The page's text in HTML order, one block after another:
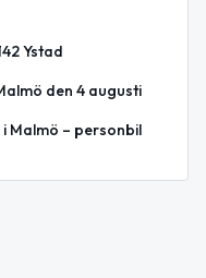
Ystad
den 4 augusti
Malmö – personbil